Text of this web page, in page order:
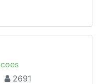
@RedeTelezap👥
2691